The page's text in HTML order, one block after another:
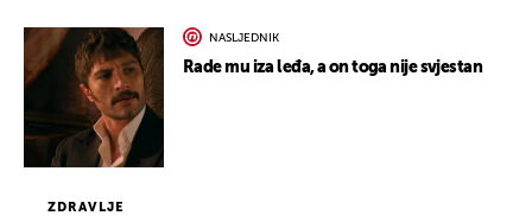
ZDRAVLJE
NASLJEDNIK
Rade mu iza leđa, a on toga nije svjestan